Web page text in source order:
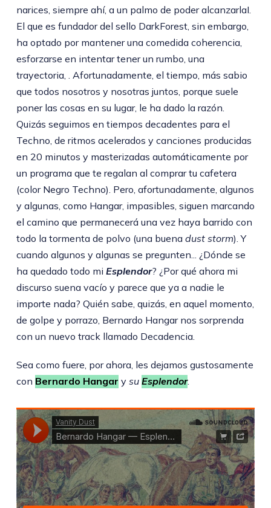
narices, siempre ahí, a un palmo de poder alcanzarlaI.
El que es fundador del sello DarkForest, sin embargo,
ha optado por mantener una comedida coherencia,
esforzarse en intentar tener un rumbo, una
trayectoria, . Afortunadamente, el tiempo, más sabio
que todos nosotros y nosotras juntos, porque suele
poner las cosas en su lugar, le ha dado la razón.
Quizás seguimos en tiempos decadentes para el
Techno, de ritmos acelerados y canciones producidas
en 20 minutos y masterizadas automáticamente por
un programa que te regalan al comprar tu cafetera
(color Negro Techno). Pero, afortunadamente, algunos
y algunas, como Hangar, impasibles, siguen marcando
el camino que permanecerá una vez haya barrido con
todo la tormenta de polvo (una buena dust storm). Y
cuando algunos y algunas se pregunten... ¿Dónde se
ha quedado todo mi Esplendor? ¿Por qué ahora mi
discurso suena vacío y parece que ya a nadie le
importe nada? Quién sabe, quizás, en aquel momento,
de golpe y porrazo, Bernardo Hangar nos sorprenda
con un nuevo track llamado Decadencia.
Sea como fuere, por ahora, les dejamos gustosamente
con Bernardo Hangar y su Esplendor.